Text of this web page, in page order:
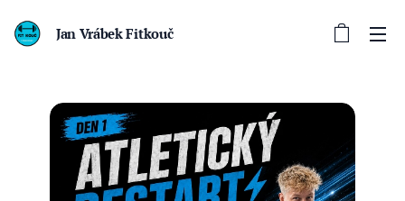
Jan Vrábek Fitkouč